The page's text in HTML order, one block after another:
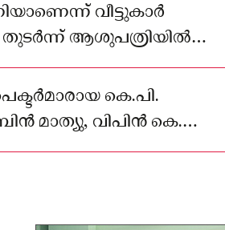
വീട്ടുകാർ
തുടർന്ന് ആശുപത്രിയിൽ
ചെയ്തതോടെയാണ് സംഭവം
കെ.പി.
മാത്യു, വിപിൻ കെ.
അന്വേഷണം നടത്തി